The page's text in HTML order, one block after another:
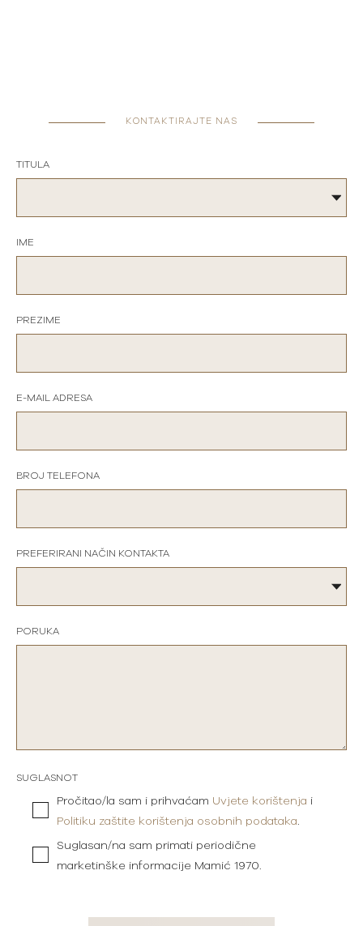
KONTAKTIRAJTE NAS
TITULA
IME
PREZIME
E-MAIL ADRESA
BROJ TELEFONA
PREFERIRANI NAČIN KONTAKTA
PORUKA
SUGLASNOT
Pročitao/la sam i prihvaćam Uvjete korištenja i
Politiku zaštite korištenja osobnih podataka.
Suglasan/na sam primati periodične
marketinške informacije Mamić 1970.